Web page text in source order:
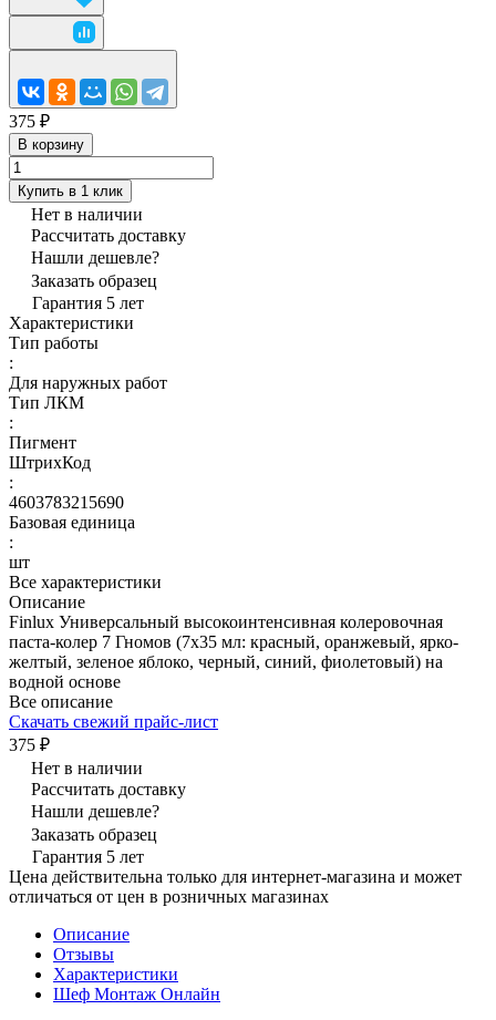
375 ₽
В корзину
Купить в 1 клик
Нет в наличии
Рассчитать доставку
Нашли дешевле?
Заказать образец
Гарантия 5 лет
Характеристики
Тип работы
:
Для наружных работ
Тип ЛКМ
:
Пигмент
ШтрихКод
:
4603783215690
Базовая единица
:
шт
Все характеристики
Описание
Finlux Универсальный высокоинтенсивная колеровочная
паста-колер 7 Гномов (7х35 мл: красный, оранжевый, ярко-
желтый, зеленое яблоко, черный, синий, фиолетовый) на
водной основе
Все описание
Скачать свежий прайс-лист
375 ₽
Нет в наличии
Рассчитать доставку
Нашли дешевле?
Заказать образец
Гарантия 5 лет
Цена действительна только для интернет-магазина и может
отличаться от цен в розничных магазинах
Описание
Отзывы
Характеристики
Шеф Монтаж Онлайн